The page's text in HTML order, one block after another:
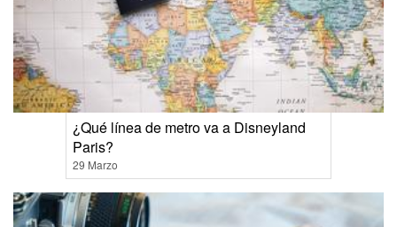
¿Qué línea de metro va a Disneyland
Paris?
29 Marzo